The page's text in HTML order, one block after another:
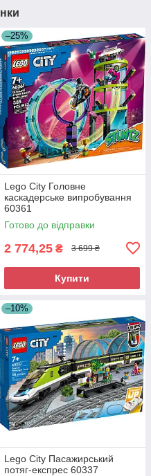
–25%
Lego City Головне
каскадерське випробування
60361
Готово до відправки
2 774,25 ₴ 3 699 ₴
Купити
–10%
Lego City Пасажирський
потяг-експрес 60337